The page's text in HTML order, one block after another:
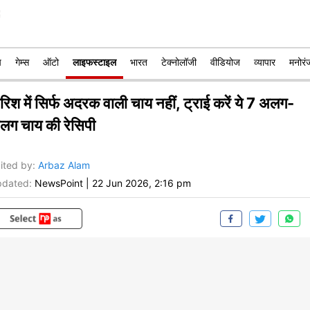
गेम्स ऑटो लाइफस्टाइल भारत टेक्नोलॉजी वीडियोज व्यापार
में सिर्फ अदरक वाली चाय नहीं, ट्राई करें ये 7 अलग-
चाय की रेसिपी
by: Arbaz Alam
NewsPoint 22 Jun 2026, 2:16 pm